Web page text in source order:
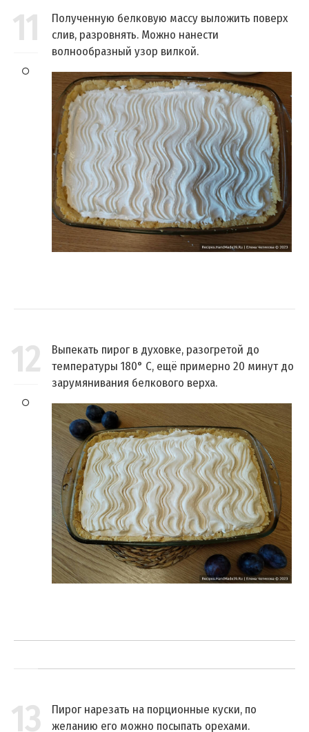
11
Полученную белковую массу выложить поверх
слив, разровнять. Можно нанести
волнообразный узор вилкой.
12
Выпекать пирог в духовке, разогретой до
температуры 180° C, ещё примерно 20 минут до
зарумянивания белкового верха.
13
Пирог нарезать на порционные куски, по
желанию его можно посыпать орехами.